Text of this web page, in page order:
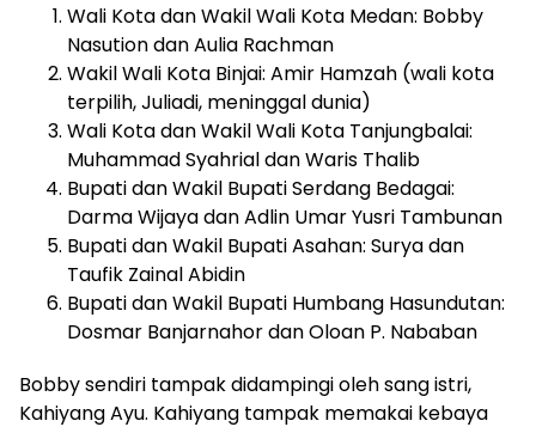
Wali Kota dan Wakil Wali Kota Medan: Bobby
Nasution dan Aulia Rachman
Wakil Wali Kota Binjai: Amir Hamzah (wali kota
terpilih, Juliadi, meninggal dunia)
Wali Kota dan Wakil Wali Kota Tanjungbalai:
Muhammad Syahrial dan Waris Thalib
Bupati dan Wakil Bupati Serdang Bedagai:
Darma Wijaya dan Adlin Umar Yusri Tambunan
Bupati dan Wakil Bupati Asahan: Surya dan
Taufik Zainal Abidin
Bupati dan Wakil Bupati Humbang Hasundutan:
Dosmar Banjarnahor dan Oloan P. Nababan
Bobby sendiri tampak didampingi oleh sang istri,
Kahiyang Ayu. Kahiyang tampak memakai kebaya